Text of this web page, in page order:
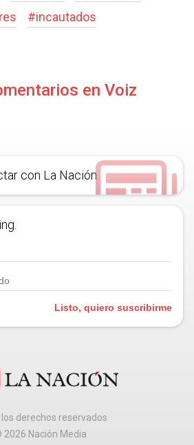
#incautados
en Voiz
con La Nación
Listo, quiero suscribirme
derechos reservados
2026 Nación Media